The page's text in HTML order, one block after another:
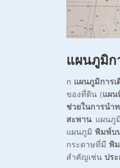
แผนภูมิก
ก แผนภูมิการเ
ของที่ดิน (แผน
ช่วยในการนำ
สะพาน. แผนภู
แผนภูมิ พิมพ์บ
กระดาษที่มี พิ
สำคัญเช่น ปร